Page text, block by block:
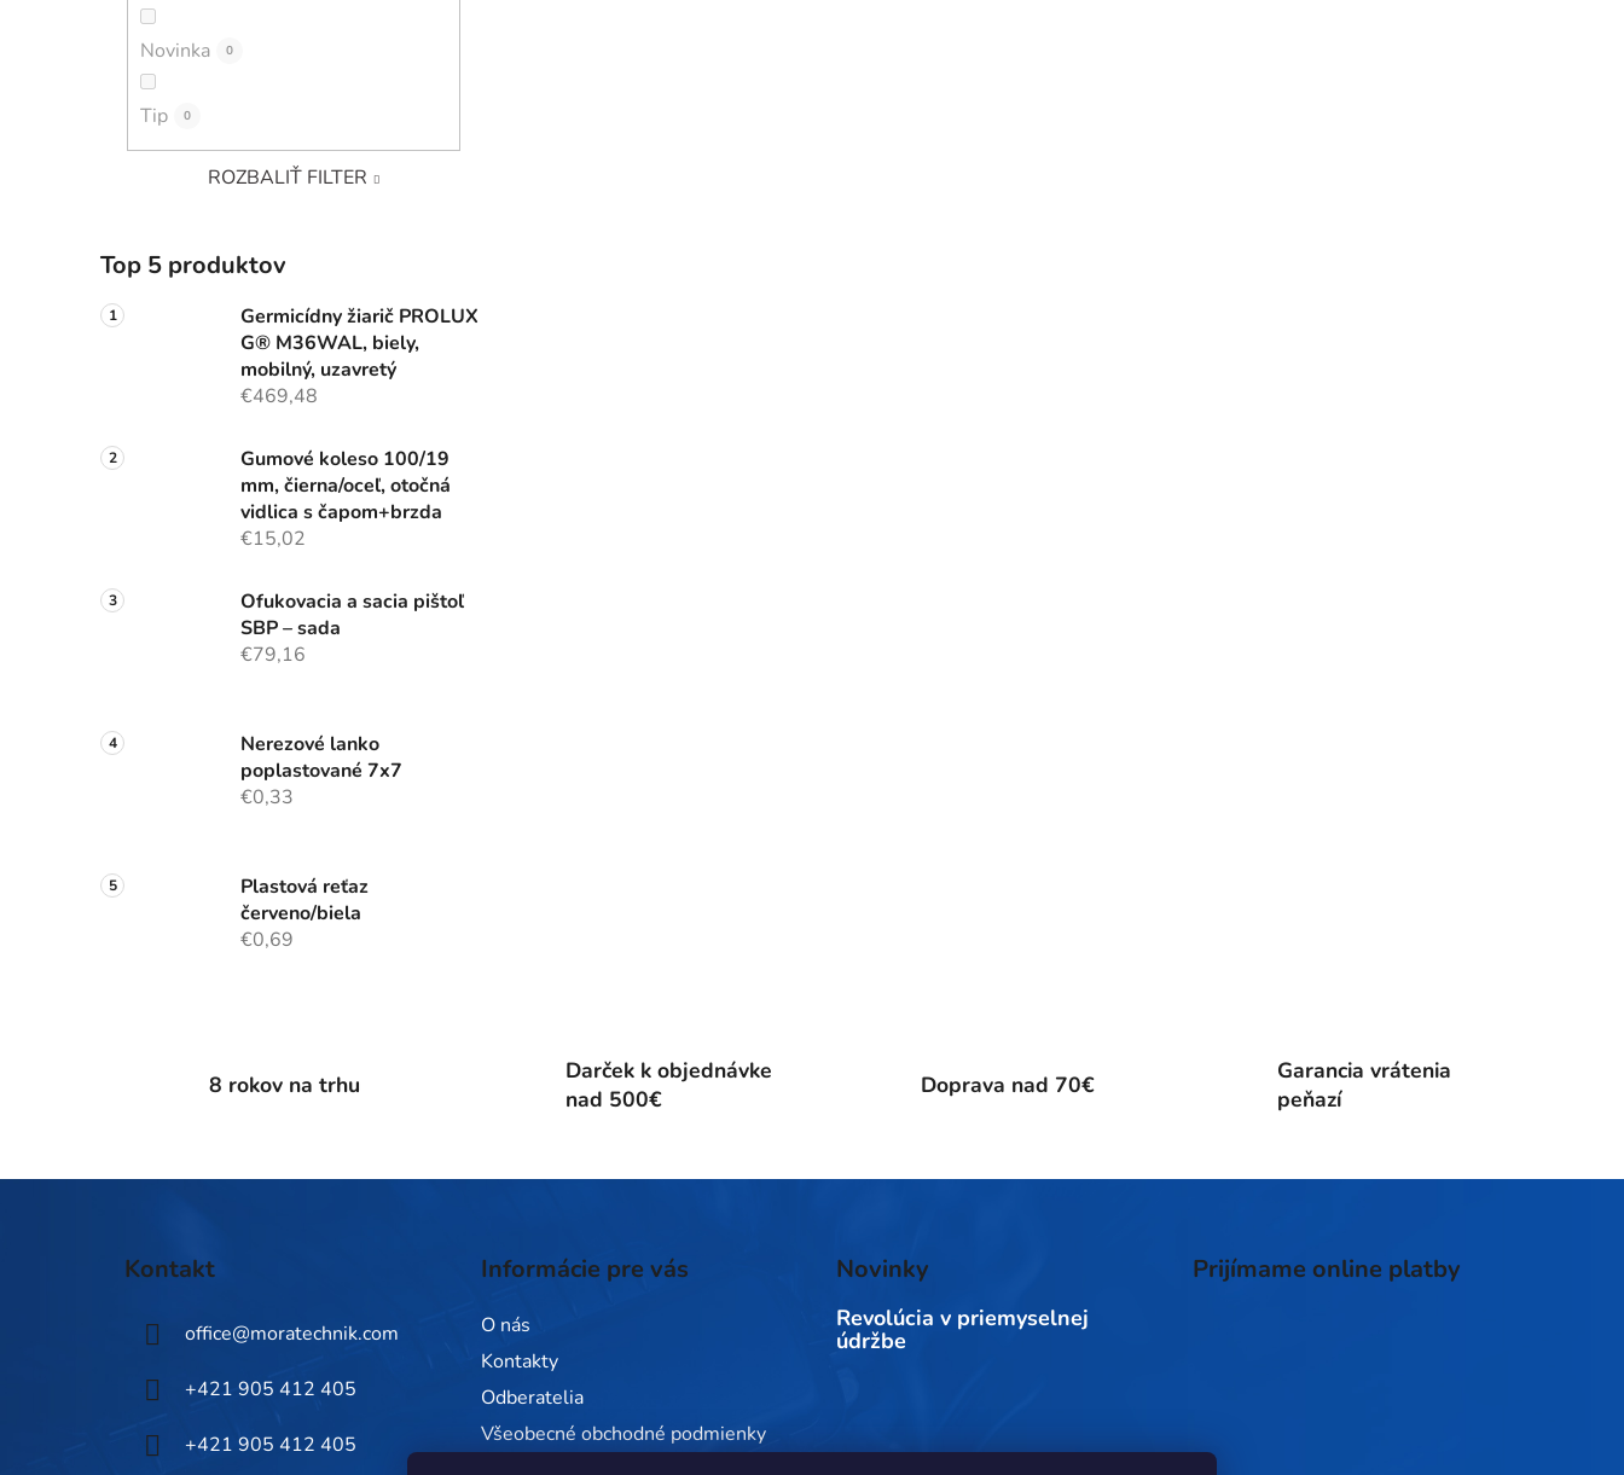
Novinka 0
Tip 0
ROZBALIŤ FILTER
Top 5 produktov
Germicídny žiarič PROLUX
G® M36WAL, biely,
mobilný, uzavretý
€469,48
Gumové koleso 100/19
mm, čierna/oceľ, otočná
vidlica s čapom+brzda
€15,02
Ofukovacia a sacia pištoľ
SBP – sada
€79,16
Nerezové lanko
poplastované 7x7
€0,33
Plastová reťaz
červeno/biela
€0,69
8 rokov na trhu
Darček k objednávke
nad 500€
Doprava nad 70€
Garancia vrátenia
peňazí
Kontakt
office@moratechnik.com
+421 905 412 405
+421 905 412 405
Informácie pre vás
O nás
Kontakty
Odberatelia
Všeobecné obchodné podmienky
Novinky
Revolúcia v priemyselnej
údržbe
Prijímame online platby